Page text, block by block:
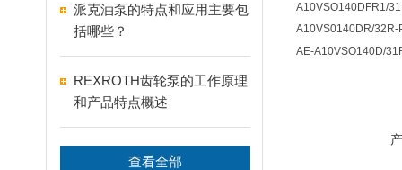
派克油泵的特点和应用主要包
括哪些？
REXROTH齿轮泵的工作原理
和产品特点概述
查看全部
A10VSO140DFR1/
A10VS0140DR/32R-
AE-A10VSO140D/